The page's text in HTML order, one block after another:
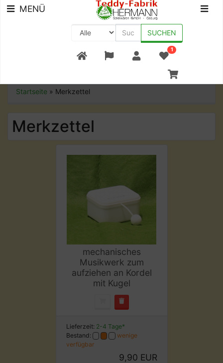
+49 (0) 9561-8590-0
MENÜ
SUCHEN
1
Startseite » Merkzettel
Merkzettel
mechanisches
Musikwerk zum
aufziehen an Kordel
mit Kugel
Lieferzeit: 2-4 Tage*
Bestand:
wenige
verfügbar
9,90 EUR